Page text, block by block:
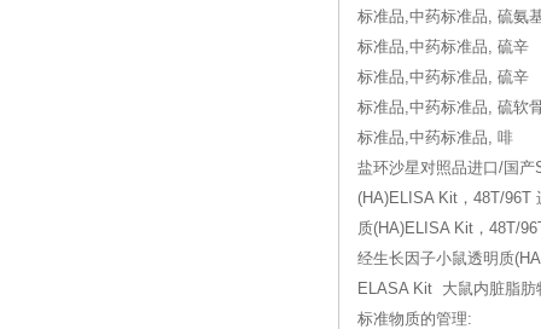
标准品,中药标准品, 硫氨
标准品,中药标准品, 硫辛
标准品,中药标准品, 硫辛
标准品,中药标准品, 硫软
标准品,中药标准品, 啡
盐环沙星对照品进口/国
(HA)ELISA Kit，48T/96T
质(HA)ELISA Kit，48T/
经生长因子小鼠透明质
ELASA Kit 大鼠内脏脂肪
标准物质的管理: